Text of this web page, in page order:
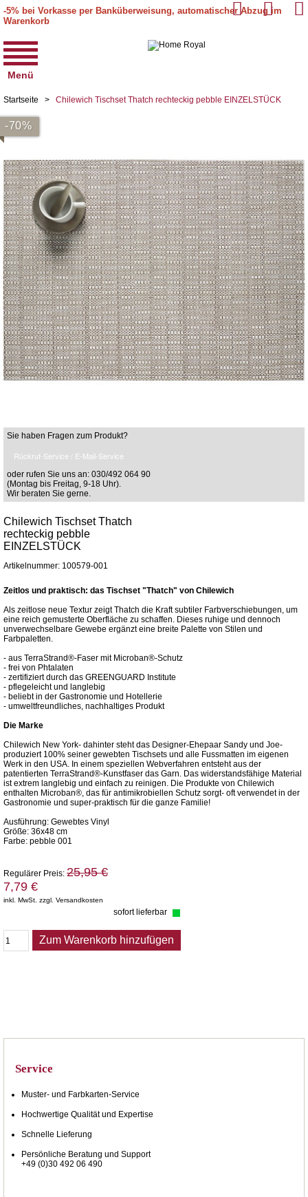
-5% bei Vorkasse per Banküberweisung, automatischer Abzug im
Warenkorb
Menü
Startseite > Chilewich Tischset Thatch rechteckig pebble EINZELSTÜCK
-70%
Sie haben Fragen zum Produkt?
Rückruf-Service / E-Mail-Service
oder rufen Sie uns an: 030/492 064 90
(Montag bis Freitag, 9-18 Uhr).
Wir beraten Sie gerne.
Chilewich Tischset Thatch
rechteckig pebble
EINZELSTÜCK
Artikelnummer: 100579-001
Zeitlos und praktisch: das Tischset "Thatch" von Chilewich
Als zeitlose neue Textur zeigt Thatch die Kraft subtiler Farbverschiebungen, um
eine reich gemusterte Oberfläche zu schaffen. Dieses ruhige und dennoch
unverwechselbare Gewebe ergänzt eine breite Palette von Stilen und
Farbpaletten.
- aus TerraStrand®-Faser mit Microban®-Schutz
- frei von Phtalaten
- zertifiziert durch das GREENGUARD Institute
- pflegeleicht und langlebig
- beliebt in der Gastronomie und Hotellerie
- umweltfreundliches, nachhaltiges Produkt
Die Marke
Chilewich New York- dahinter steht das Designer-Ehepaar Sandy und Joe-
produziert 100% seiner gewebten Tischsets und alle Fussmatten im eigenen
Werk in den USA. In einem speziellen Webverfahren entsteht aus der
patentierten TerraStrand®-Kunstfaser das Garn. Das widerstandsfähige Material
ist extrem langlebig und einfach zu reinigen. Die Produkte von Chilewich
enthalten Microban®, das für antimikrobiellen Schutz sorgt- oft verwendet in der
Gastronomie und super-praktisch für die ganze Familie!
Ausführung: Gewebtes Vinyl
Größe: 36x48 cm
Farbe: pebble 001
Regulärer Preis: 25,95 €
7,79 €
inkl. MwSt. zzgl. Versandkosten
sofort lieferbar
Zum Warenkorb hinzufügen
Service
Muster- und Farbkarten-Service
Hochwertige Qualität und Expertise
Schnelle Lieferung
Persönliche Beratung und Support
+49 (0)30 492 06 490